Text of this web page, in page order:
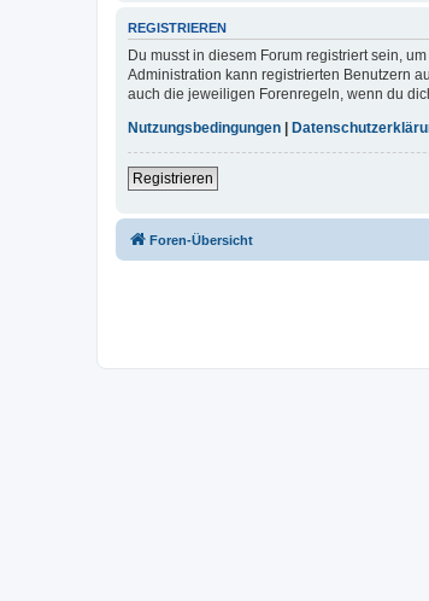
REGISTRIEREN
Du musst in diesem Forum registriert sein,
Administration kann registrierten Benutzern
auch die jeweiligen Forenregeln, wenn du
Nutzungsbedingungen
Registrieren
Foren-Übersicht